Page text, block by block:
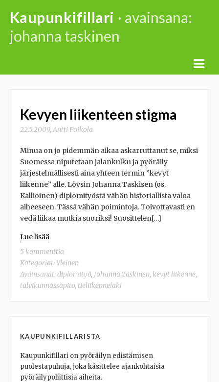
content
Kaupunkifillari · avainsana:
johanna taskinen
Kevyen liikenteen stigma
22.5.2009,Antti Poikola
Minua on jo pidemmän aikaa askarruttanut se, miksi
Suomessa niputetaan jalankulku ja pyöräily
järjestelmällisesti aina yhteen termin ”kevyt
liikenne” alle. Löysin Johanna Taskisen (os.
Kallioinen) diplomityöstä vähän historiallista valoa
aiheeseen. Tässä vähän poimintoja. Toivottavasti en
vedä liikaa mutkia suoriksi! Suosittelen[…]
Lue lisää
5 kommenttia
Kategoriat: Yleinen
Avainsanat:diplomityö, Johanna Taskinen, kevyt liikenne,
talvikunnossapito, tieliikennelaki
KAUPUNKIFILLARISTA
Kaupunkifillari on pyöräilyn edistämisen
puolestapuhuja, joka käsittelee ajankohtaisia
pyöräilypoliittisia aiheita.